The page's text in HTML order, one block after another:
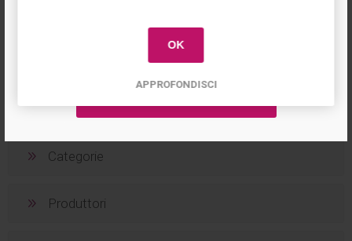
2
Categorie
Produttori
OK
APPROFONDISCI